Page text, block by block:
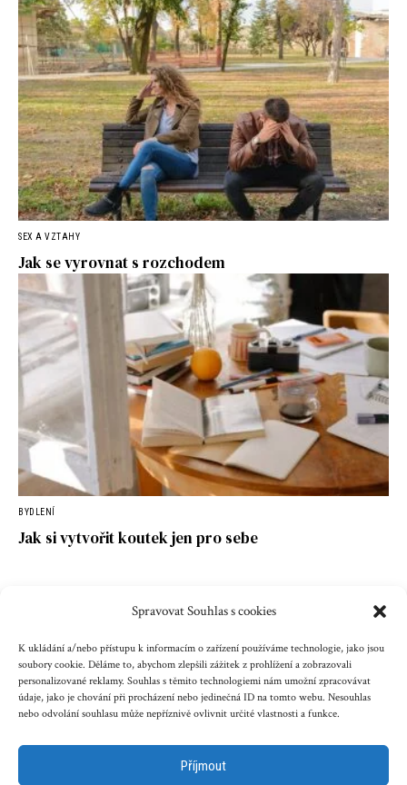
Spravovat Souhlas s cookies
K ukládání a/nebo přístupu k informacím o zařízení používáme technologie, jako jsou
soubory cookie. Děláme to, abychom zlepšili zážitek z prohlížení a zobrazovali
personalizované reklamy. Souhlas s těmito technologiemi nám umožní zpracovávat
údaje, jako je chování při procházení nebo jedinečná ID na tomto webu. Nesouhlas
nebo odvolání souhlasu může nepříznivě ovlivnit určité vlastnosti a funkce.
Příjmout
SEX A VZTAHY
Jak se vyrovnat s rozchodem
BYDLENÍ
Jak si vytvořit koutek jen pro sebe
Kontakt Reklama Cookies Ochrana údajů
Copyright © 2023 zenazenam.cz
obsahu serveru včetně publikování nebo jiného
šíření obsahu serveru je bez písemného souhlasu těchto